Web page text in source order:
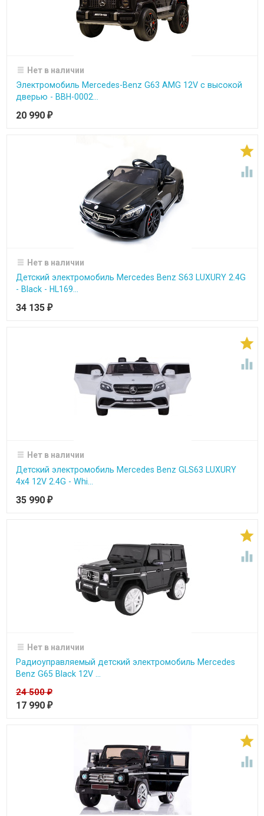
Нет в наличии
Электромобиль Mercedes-Benz G63 AMG 12V с высокой
дверью - BBH-0002...
20 990 ₽


Нет в наличии
Детский электромобиль Mercedes Benz S63 LUXURY 2.4G
- Black - HL169...
34 135 ₽


Нет в наличии
Детский электромобиль Mercedes Benz GLS63 LUXURY
4x4 12V 2.4G - Whi...
35 990 ₽


Нет в наличии
Радиоуправляемый детский электромобиль Mercedes
Benz G65 Black 12V ...
24 500₽
17 990 ₽

